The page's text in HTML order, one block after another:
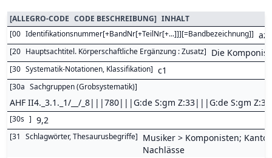
[ALLEGRO-CODE CODE BESCHREIBUNG] INHALT
[00 Identifikationsnummer[+BandNr[+TeilNr[+...]]][=Bandbezeichnung]]
[20 Hauptsachtitel. Körperschaftliche Ergänzung : Zusatz] Die
[30 Systematik-Notationen, Klassifikation] c1
[30a Sachgruppen (Grobsystematik)]
AHF II4._3.1._1/__/_8|||780|||G:de S:gm Z:33|||G:de S:gm
[30s ] 9,2
[31 Schlagwörter, Thesaurusbegriffe] Musiker > Komponisten;
Nachlässe